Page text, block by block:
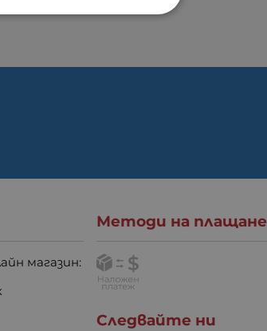
магазин:
Методи на плащане
Следвайте ни